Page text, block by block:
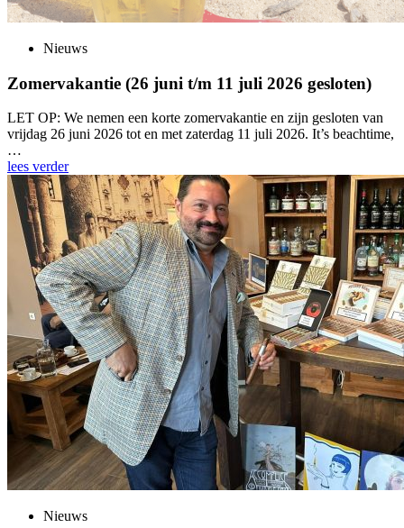
Nieuws
Zomervakantie (26 juni t/m 11 juli 2026 gesloten)
LET OP: We nemen een korte zomervakantie en zijn gesloten van
vrijdag 26 juni 2026 tot en met zaterdag 11 juli 2026. It’s beachtime,
…
lees verder
Nieuws